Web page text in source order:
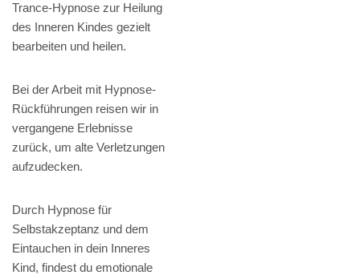
Trance-Hypnose zur Heilung
des Inneren Kindes gezielt
bearbeiten und heilen.
Bei der Arbeit mit Hypnose-
Rückführungen reisen wir in
vergangene Erlebnisse
zurück, um alte Verletzungen
aufzudecken.
Durch Hypnose für
Selbstakzeptanz und dem
Eintauchen in dein Inneres
Kind, findest du emotionale